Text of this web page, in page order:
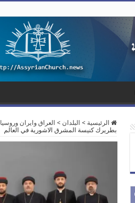
الرئيسية > البلدان > العراق وايران وروسيا
بطريرك كنيسة المشرق الاشورية في العالم